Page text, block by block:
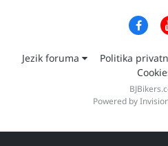
Jezik foruma Politika
Powered by